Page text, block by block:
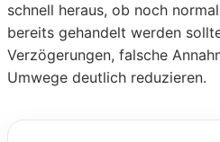
schnell heraus, ob noch
bereits gehandelt werden
Verzögerungen, falsche
Umwege deutlich reduzieren.